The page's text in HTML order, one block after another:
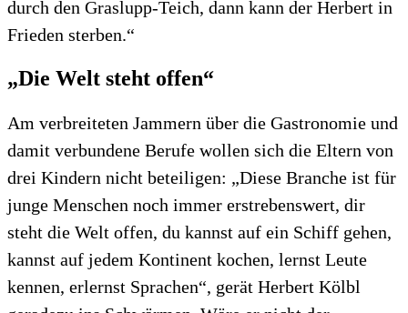
durch den Graslupp-Teich, dann kann der Herbert in
Frieden sterben.“
„Die Welt steht offen“
Am verbreiteten Jammern über die Gastronomie und
damit verbundene Berufe wollen sich die Eltern von
drei Kindern nicht beteiligen: „Diese Branche ist für
junge Menschen noch immer erstrebenswert, dir
steht die Welt offen, du kannst auf ein Schiff gehen,
kannst auf jedem Kontinent kochen, lernst Leute
kennen, erlernst Sprachen“, gerät Herbert Kölbl